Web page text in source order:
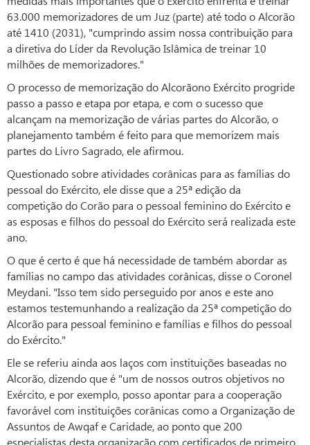
63.000 memorizadores de um Juz (parte) até todo o Alcorão
até 1410 (2031), "cumprindo assim nossa contribuição para
a diretiva do Líder da Revolução Islâmica de treinar 10
milhões de memorizadores."
O processo de memorização do Alcorãono Exército progride
passo a passo e etapa por etapa, e com o sucesso que
alcançam na memorização de várias partes do Alcorão, o
planejamento também é feito para que memorizem mais
partes do Livro Sagrado, ele afirmou.
Questionado sobre atividades corânicas para as famílias do
pessoal do Exército, ele disse que a 25ª edição da
competição do Corão para o pessoal feminino do Exército e
as esposas e filhos do pessoal do Exército será realizada este
ano.
O que é certo é que há necessidade de também abordar as
famílias no campo das atividades corânicas, disse o Coronel
Meydani. "Isso tem sido perseguido por anos e este ano
estamos testemunhando a realização da 25ª competição do
Alcorão para pessoal feminino e famílias e filhos do pessoal
do Exército."
Ele se referiu ainda aos laços com instituições baseadas no
Alcorão, dizendo que é "um de nossos outros objetivos no
Exército, e por exemplo, posso apontar para a cooperação
favorável com instituições corânicas como a Organização de
Assuntos de Awqaf e Caridade, ao ponto que 200